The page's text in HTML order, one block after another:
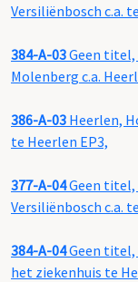
Versiliënbosch c.a.
384-A-03Geen
Molenberg c.a.
386-A-03 Heerlen,
te Heerlen EP3,
377-A-04Geen titel,
Versiliënbosch c.a.
384-A-04Geen titel,
het ziekenhuis te